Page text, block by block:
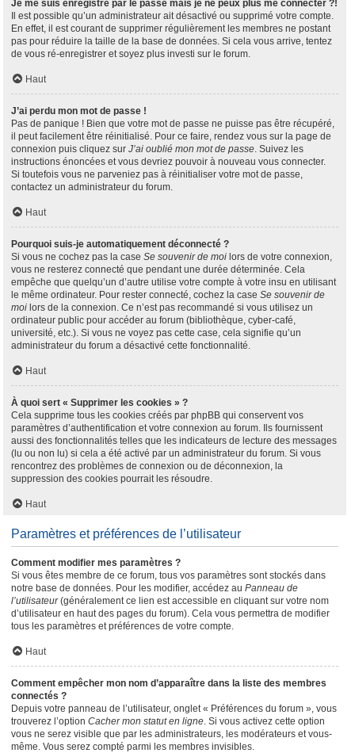
Je me suis enregistré par le passé mais je ne peux plus me connecter ?!
Il est possible qu’un administrateur ait désactivé ou supprimé votre compte.
En effet, il est courant de supprimer régulièrement les membres ne postant
pas pour réduire la taille de la base de données. Si cela vous arrive, tentez
de vous ré-enregistrer et soyez plus investi sur le forum.
Haut
J’ai perdu mon mot de passe !
Pas de panique ! Bien que votre mot de passe ne puisse pas être récupéré,
il peut facilement être réinitialisé. Pour ce faire, rendez vous sur la page de
connexion puis cliquez sur J’ai oublié mon mot de passe. Suivez les
instructions énoncées et vous devriez pouvoir à nouveau vous connecter.
Si toutefois vous ne parveniez pas à réinitialiser votre mot de passe,
contactez un administrateur du forum.
Haut
Pourquoi suis-je automatiquement déconnecté ?
Si vous ne cochez pas la case Se souvenir de moi lors de votre connexion,
vous ne resterez connecté que pendant une durée déterminée. Cela
empêche que quelqu’un d’autre utilise votre compte à votre insu en utilisant
le même ordinateur. Pour rester connecté, cochez la case Se souvenir de
moi lors de la connexion. Ce n’est pas recommandé si vous utilisez un
ordinateur public pour accéder au forum (bibliothèque, cyber-café,
université, etc.). Si vous ne voyez pas cette case, cela signifie qu’un
administrateur du forum a désactivé cette fonctionnalité.
Haut
À quoi sert « Supprimer les cookies » ?
Cela supprime tous les cookies créés par phpBB qui conservent vos
paramètres d’authentification et votre connexion au forum. Ils fournissent
aussi des fonctionnalités telles que les indicateurs de lecture des messages
(lu ou non lu) si cela a été activé par un administrateur du forum. Si vous
rencontrez des problèmes de connexion ou de déconnexion, la
suppression des cookies pourrait les résoudre.
Haut
Paramètres et préférences de l’utilisateur
Comment modifier mes paramètres ?
Si vous êtes membre de ce forum, tous vos paramètres sont stockés dans
notre base de données. Pour les modifier, accédez au Panneau de
l’utilisateur(généralement ce lien est accessible en cliquant sur votre nom
d’utilisateur en haut des pages du forum). Cela vous permettra de modifier
tous les paramètres et préférences de votre compte.
Haut
Comment empêcher mon nom d’apparaître dans la liste des membres
connectés ?
Depuis votre panneau de l’utilisateur, onglet « Préférences du forum », vous
trouverez l’option Cacher mon statut en ligne. Si vous activez cette option
vous ne serez visible que par les administrateurs, les modérateurs et vous-
même. Vous serez compté parmi les membres invisibles.